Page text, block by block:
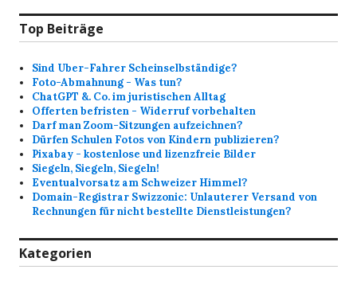
Top Beiträge
Sind Uber-Fahrer Scheinselbständige?
Foto-Abmahnung - Was tun?
ChatGPT &. Co. im juristischen Alltag
Offerten befristen - Widerruf vorbehalten
Darf man Zoom-Sitzungen aufzeichnen?
Dürfen Schulen Fotos von Kindern publizieren?
Pixabay - kostenlose und lizenzfreie Bilder
Siegeln, Siegeln, Siegeln!
Eventualvorsatz am Schweizer Himmel?
Domain-Registrar Swizzonic: Unlauterer Versand von
Rechnungen für nicht bestellte Dienstleistungen?
Kategorien